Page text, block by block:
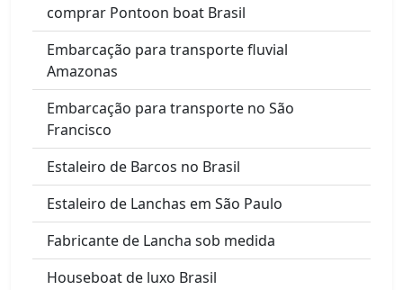
comprar Pontoon boat Brasil
Embarcação para transporte fluvial
Amazonas
Embarcação para transporte no São
Francisco
Estaleiro de Barcos no Brasil
Estaleiro de Lanchas em São Paulo
Fabricante de Lancha sob medida
Houseboat de luxo Brasil